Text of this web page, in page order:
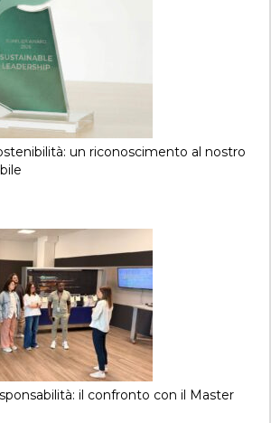
un riconoscimento al nostro
il confronto con il Master